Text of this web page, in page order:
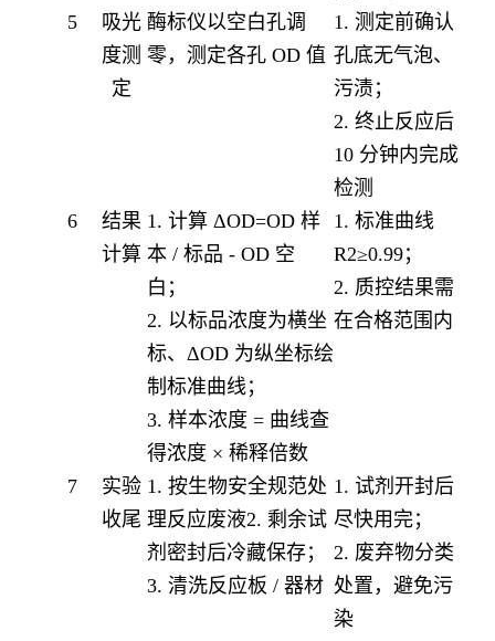
5
吸光
度测
定
酶标仪以空白孔调
零，测定各孔 OD 值
1. 测定前确认
孔底无气泡、
污渍；
2. 终止反应后
10 分钟内完成
检测
6
结果
计算
1. 计算 ΔOD=OD 样
本 / 标品 - OD 空
白；
2. 以标品浓度为横坐
标、ΔOD 为纵坐标绘
制标准曲线；
3. 样本浓度 = 曲线查
得浓度 × 稀释倍数
1. 标准曲线
R2≥0.99；
2. 质控结果需
在合格范围内
7
实验
收尾
1. 按生物安全规范处
理反应废液2. 剩余试
剂密封后冷藏保存；
3. 清洗反应板 / 器材
1. 试剂开封后
尽快用完；
2. 废弃物分类
处置，避免污
染